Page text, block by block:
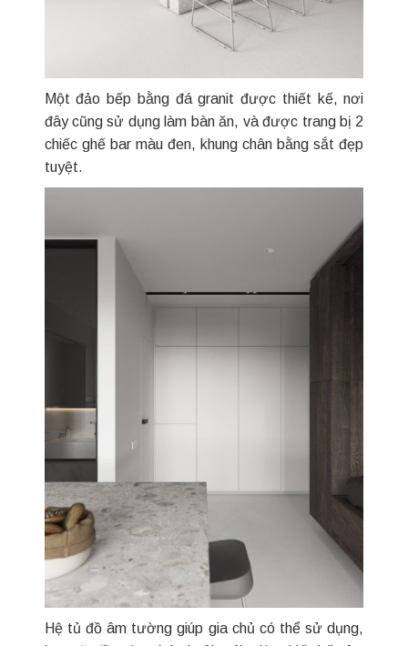
Một đảo bếp bằng đá granit được thiết kế, nơi
đây cũng sử dụng làm bàn ăn, và được trang bị 2
chiếc ghế bar màu đen, khung chân bằng sắt đẹp
tuyệt.
Hệ tủ đồ âm tường giúp gia chủ có thể sử dụng,